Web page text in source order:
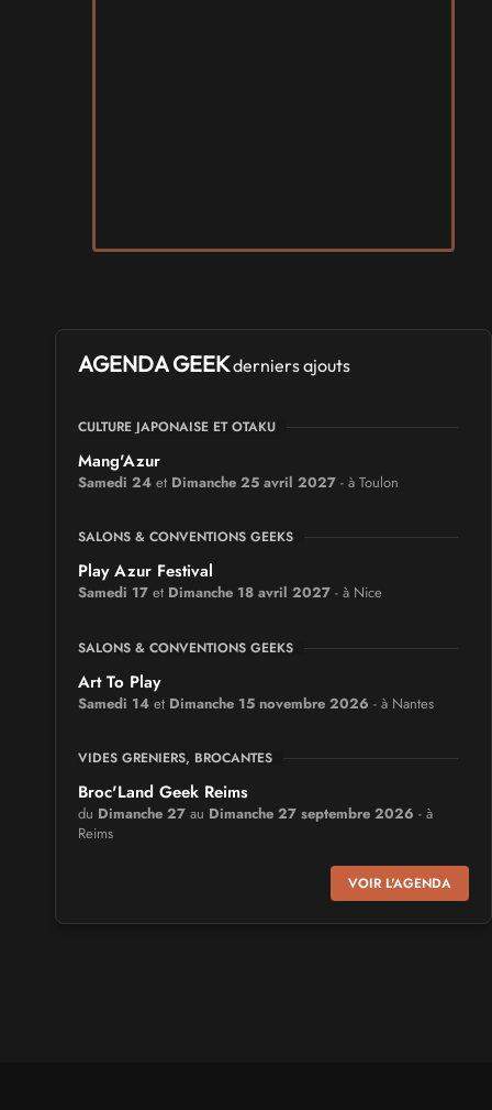
AGENDA GEEKderniers ajouts
CULTURE JAPONAISE ET OTAKU
Mang'Azur
Samedi 24 et Dimanche 25 avril 2027 - à Toulon
SALONS & CONVENTIONS GEEKS
Play Azur Festival
Samedi 17 et Dimanche 18 avril 2027 - à Nice
SALONS & CONVENTIONS GEEKS
Art To Play
Samedi 14 et Dimanche 15 novembre 2026 - à Nantes
VIDES GRENIERS, BROCANTES
Broc'Land Geek Reims
du Dimanche 27 au Dimanche 27 septembre 2026 - à
Reims
MangAnime
VOIR L'AGENDA